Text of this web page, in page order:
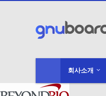
회사소개